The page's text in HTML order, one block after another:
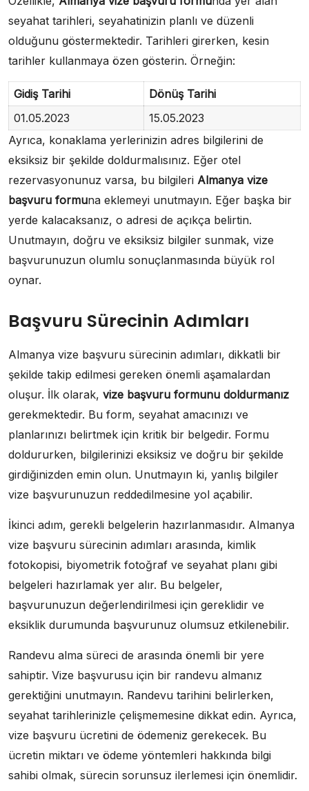
seyahat tarihleri, seyahatinizin planlı ve düzenli
olduğunu göstermektedir. Tarihleri girerken, kesin
tarihler kullanmaya özen gösterin. Örneğin:
Gidiş Tarihi
Dönüş Tarihi
01.05.2023
15.05.2023
Ayrıca, konaklama yerlerinizin adres bilgilerini de
eksiksiz bir şekilde doldurmalısınız. Eğer otel
rezervasyonunuz varsa, bu bilgileri Almanya vize
başvuru formuna eklemeyi unutmayın. Eğer başka bir
yerde kalacaksanız, o adresi de açıkça belirtin.
Unutmayın, doğru ve eksiksiz bilgiler sunmak, vize
başvurunuzun olumlu sonuçlanmasında büyük rol
oynar.
Başvuru Sürecinin Adımları
Almanya vize başvuru sürecinin adımları, dikkatli bir
şekilde takip edilmesi gereken önemli aşamalardan
oluşur. İlk olarak, vize başvuru formunu doldurmanız
gerekmektedir. Bu form, seyahat amacınızı ve
planlarınızı belirtmek için kritik bir belgedir. Formu
doldururken, bilgilerinizi eksiksiz ve doğru bir şekilde
girdiğinizden emin olun. Unutmayın ki, yanlış bilgiler
vize başvurunuzun reddedilmesine yol açabilir.
İkinci adım, gerekli belgelerin hazırlanmasıdır. Almanya
vize başvuru sürecinin adımları arasında, kimlik
fotokopisi, biyometrik fotoğraf ve seyahat planı gibi
belgeleri hazırlamak yer alır. Bu belgeler,
başvurunuzun değerlendirilmesi için gereklidir ve
eksiklik durumunda başvurunuz olumsuz etkilenebilir.
Randevu alma süreci de arasında önemli bir yere
sahiptir. Vize başvurusu için bir randevu almanız
gerektiğini unutmayın. Randevu tarihini belirlerken,
seyahat tarihlerinizle çelişmemesine dikkat edin. Ayrıca,
vize başvuru ücretini de ödemeniz gerekecek. Bu
ücretin miktarı ve ödeme yöntemleri hakkında bilgi
sahibi olmak, sürecin sorunsuz ilerlemesi için önemlidir.